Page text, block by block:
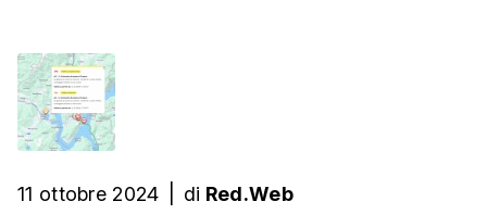
11 ottobre 2024 di Red.Web